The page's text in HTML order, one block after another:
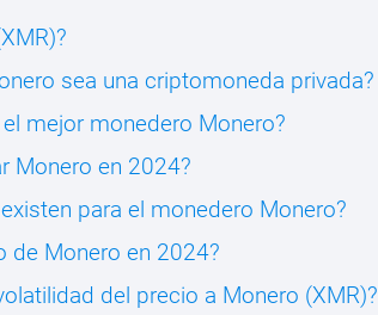
sea una criptomoneda privada?
mejor monedero Monero?
Monero en 2024?
para el monedero Monero?
de Monero en 2024?
del precio a Monero (XMR)?